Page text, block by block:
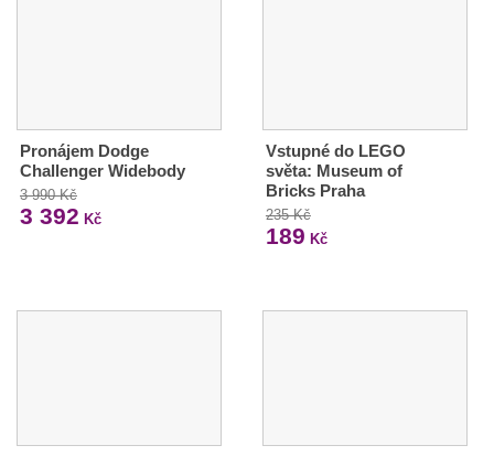
Pronájem Dodge
Challenger Widebody
3 990 Kč
3 392 Kč
Vstupné do LEGO
světa: Museum of
Bricks Praha
235 Kč
189 Kč